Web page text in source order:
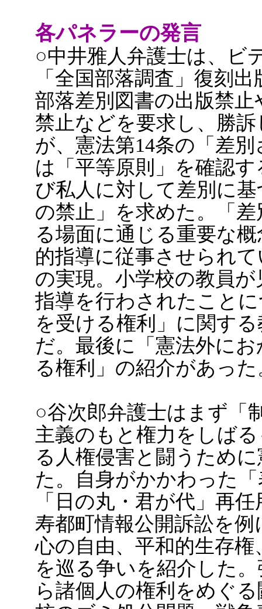
各パネラーの発言
○中井雅人弁護士は、ビ
「全国部落調査」復刻
部落差別図書の出版禁
禁止などを要求し、勝
が、憲法第14条の「差
は「平等原則」を確認
び私人に対して差別に
の禁止」を求めた。「
る場面に通じる重要な
的指導に従事させられ
の実現。小学校の教員
指導を行わされたこと
を受ける権利」に関す
だ。最後に「憲法外に
る権利」の紹介があった
○谷次郎弁護士はまず「
主義のもと権力をしば
る人権侵害と闘うため
た。自身がかかわった
「日の丸・君が代」再
寿都町情報公開訴訟を
心の自由、平和的生存
を巡る争いを紹介した
ら諸個人の権利をめぐ